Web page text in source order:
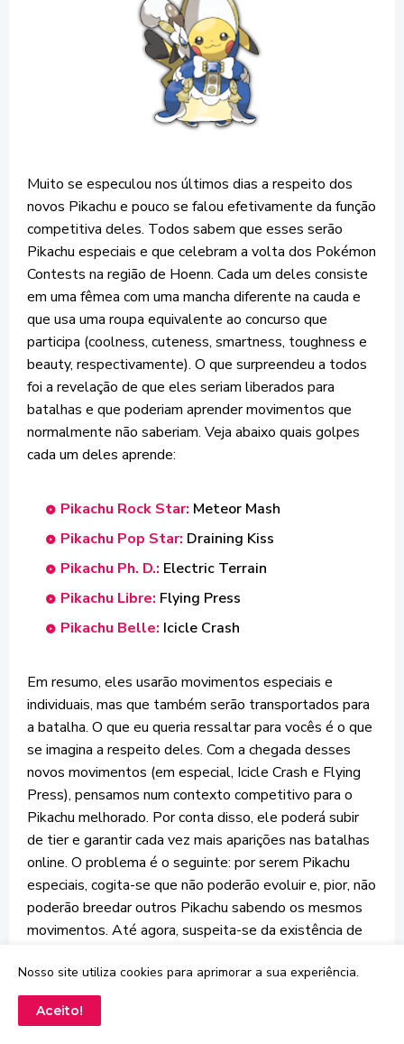
Muito se especulou nos últimos dias a respeito dos
novos Pikachu e pouco se falou efetivamente da função
competitiva deles. Todos sabem que esses serão
Pikachu especiais e que celebram a volta dos Pokémon
Contests na região de Hoenn. Cada um deles consiste
em uma fêmea com uma mancha diferente na cauda e
que usa uma roupa equivalente ao concurso que
participa (coolness, cuteness, smartness, toughness e
beauty, respectivamente). O que surpreendeu a todos
foi a revelação de que eles seriam liberados para
batalhas e que poderiam aprender movimentos que
normalmente não saberiam. Veja abaixo quais golpes
cada um deles aprende:
Pikachu Rock Star: Meteor Mash
Pikachu Pop Star: Draining Kiss
Pikachu Ph. D.: Electric Terrain
Pikachu Libre: Flying Press
Pikachu Belle: Icicle Crash
Em resumo, eles usarão movimentos especiais e
individuais, mas que também serão transportados para
a batalha. O que eu queria ressaltar para vocês é o que
se imagina a respeito deles. Com a chegada desses
novos movimentos (em especial, Icicle Crash e Flying
Press), pensamos num contexto competitivo para o
Pikachu melhorado. Por conta disso, ele poderá subir
de tier e garantir cada vez mais aparições nas batalhas
online. O problema é o seguinte: por serem Pikachu
especiais, cogita-se que não poderão evoluir e, pior, não
poderão breedar outros Pikachu sabendo os mesmos
movimentos. Até agora, suspeita-se da existência de
podem não vir IVs ou natures bons pro competitivo. E é
isso que afasta um uso inicial deles. É claro que,
mesmo sem possuírem bônus técnicos, eles fazem
Nosso site utiliza cookies para aprimorar a sua experiência.
Aceito!